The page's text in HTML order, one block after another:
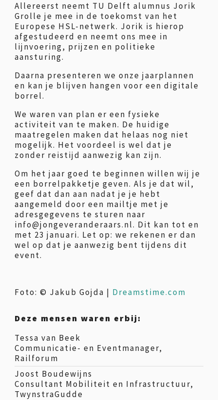
Allereerst neemt TU Delft alumnus Jorik
Grolle je mee in de toekomst van het
Europese HSL-netwerk. Jorik is hierop
afgestudeerd en neemt ons mee in
lijnvoering, prijzen en politieke
aansturing.
Daarna presenteren we onze jaarplannen
en kan je blijven hangen voor een digitale
borrel.
We waren van plan er een fysieke
activiteit van te maken. De huidige
maatregelen maken dat helaas nog niet
mogelijk. Het voordeel is wel dat je
zonder reistijd aanwezig kan zijn.
Om het jaar goed te beginnen willen wij je
een borrelpakketje geven. Als je dat wil,
geef dat dan aan nadat je je hebt
aangemeld door een mailtje met je
adresgegevens te sturen naar
info@jongeveranderaars.nl. Dit kan tot en
met 23 januari. Let op: we rekenen er dan
wel op dat je aanwezig bent tijdens dit
event.
Foto: © Jakub Gojda | Dreamstime.com
Deze mensen waren erbij:
Tessa van Beek
Communicatie- en Eventmanager,
Railforum
Joost Boudewijns
Consultant Mobiliteit en Infrastructuur,
TwynstraGudde